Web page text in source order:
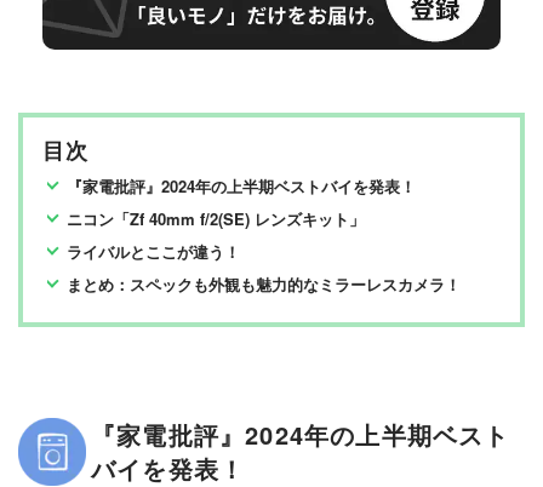
目次
『家電批評』2024年の上半期ベストバイを発表！
ニコン「Zf 40mm f/2(SE) レンズキット」
ライバルとここが違う！
まとめ：スペックも外観も魅力的なミラーレスカメラ！
『家電批評』2024年の上半期ベスト
バイを発表！